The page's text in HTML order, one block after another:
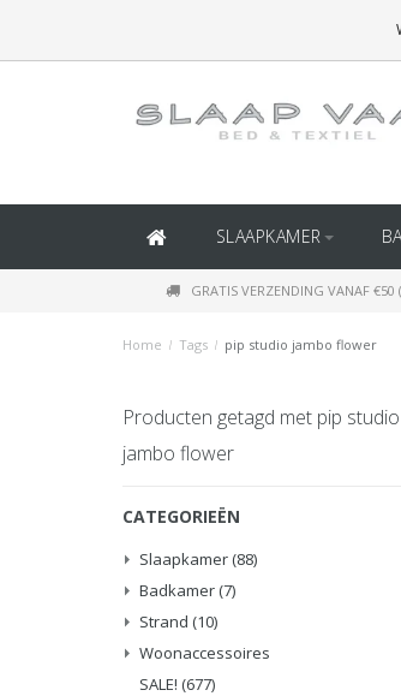
(BINNEN
SLAAPKAMER
GRATIS VERZENDING VANAF €50
Home / Tags / pip studio jambo flower
Producten getagd met pip studio
jambo flower
CATEGORIEËN
Slaapkamer (88)
Badkamer (7)
Strand (10)
Woonaccessoires
SALE! (677)